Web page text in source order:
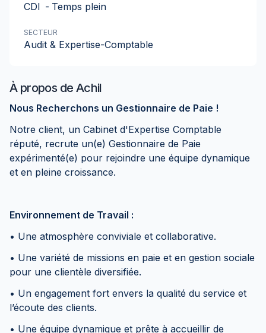
À propos de Achil
Nous Recherchons un Gestionnaire de Paie !
Notre client, un Cabinet d'Expertise Comptable
réputé, recrute un(e) Gestionnaire de Paie
expérimenté(e) pour rejoindre une équipe dynamique
et en pleine croissance.
Environnement de Travail :
• Une atmosphère conviviale et collaborative.
• Une variété de missions en paie et en gestion sociale
pour une clientèle diversifiée.
• Un engagement fort envers la qualité du service et
l’écoute des clients.
• Une équipe dynamique et prête à accueillir de
CDI - Temps plein
SECTEUR
Audit & Expertise-Comptable